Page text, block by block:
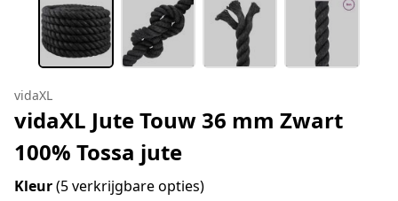
vidaXL
vidaXL Jute Touw 36 mm Zwart
100% Tossa jute
Kleur(5 verkrijgbare opties)